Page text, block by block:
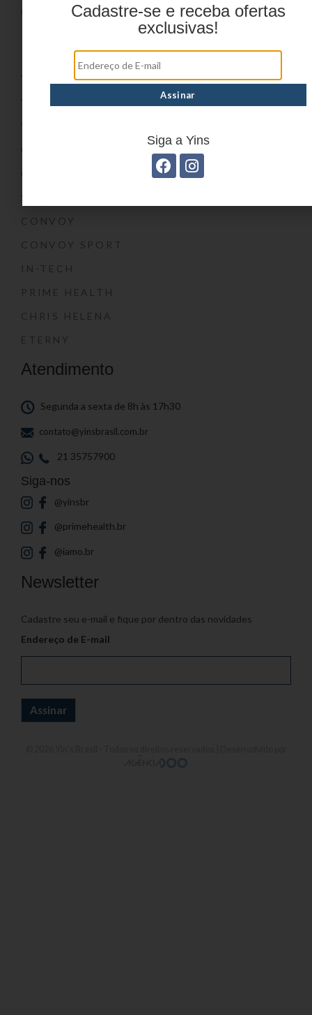
CONTATO
CONVOY
CONVOY SPORT
IN-TECH
PRIME HEALTH
CHRIS HELENA
ETERNY
Atendimento
Segunda a sexta de 8h às 17h30
contato@yinsbrasil.com.br
21 35757900
Siga-nos
@yinsbr
@primehealth.br
@iamo.br
Newsletter
Cadastre seu e-mail e fique por dentro das novidades
Endereço de E-mail
Cadastre-se e receba ofertas
exclusivas!
Siga a Yins